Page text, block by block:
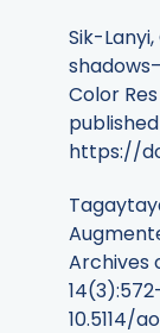
Sik-Lanyi,
Color
https://
Archives
10.5114/